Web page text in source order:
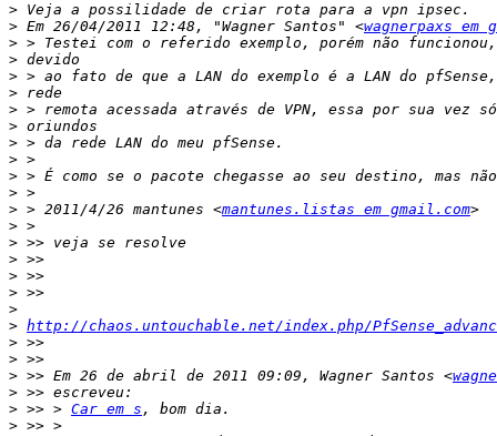
>
> Em 26/04/2011 12:48, "Wagner Santos" <wagnerpaxs em
>
>
>
>
>
>
>
>
>
>
> > 2011/4/26 mantunes <mantunes.listas em gmail.com
>
>
>
>
>
>
> http://chaos.untouchable.net/index.php/
>
>
> >> Em 26 de abril de 2011 09:09, Wagner Santos <
>
> >> > Car em s
>